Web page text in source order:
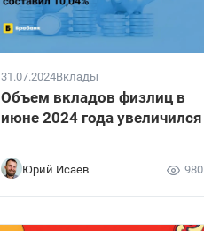
31.07.2024Вклады
Объем вкладов физлиц в
июне 2024 года увеличился
Юрий Исаев 980